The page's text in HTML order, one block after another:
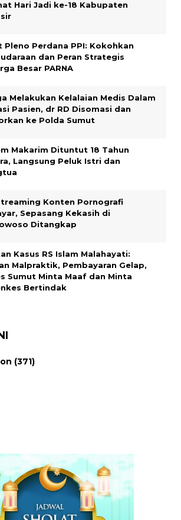
Hari Jadi ke-18 Kabupaten
Pleno Perdana PPI: Kokohkan
dan Peran Strategis
Besar PARNA
Melakukan Kelalaian Medis Dalam
Pasien, dr RD Disomasi dan
ke Polda Sumut
Makarim Dituntut 18 Tahun
Langsung Peluk Istri dan
Konten Pornografi
Sepasang Kekasih di
Ditangkap
Kasus RS Islam Malahayati:
Malpraktik, Pembayaran Gelap,
Sumut Minta Maaf dan Minta
Bertindak
(371)